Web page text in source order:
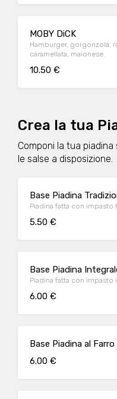
MOBY DiCK
Hamburger, gorgonzola,
caramellata, maionese.
10.50 €
Crea la tua
Componi la tua
le salse a disposizione.
Base Piadina
Piadina fatta con impasto
5.50 €
Base Piadina
Piadina fatta con impasto
6.00 €
Base Piadina al Farro
6.00 €